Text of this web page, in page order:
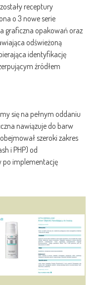
receptury
o 3 nowe serie
graficzna opakowań oraz
odświeżoną
identyfikację
źródłem
się na pełnym oddaniu
nawiązuje do barw
szeroki zakres
i PHP) od
po implementację